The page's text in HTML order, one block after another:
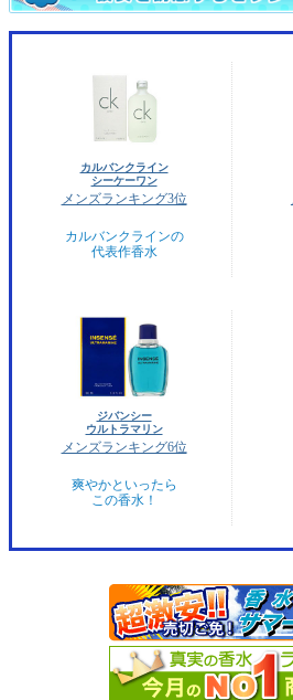
カルバンクライン
シーケーワン
メンズランキング3位
カルバンクラインの
代表作香水
ジバンシー
ウルトラマリン
メンズランキング6位
爽やかといったら
この香水！